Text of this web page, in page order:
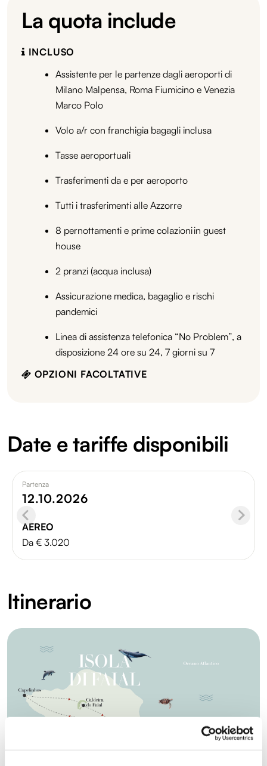
La quota include
INCLUSO
Assistente per le partenze dagli aeroporti di
Milano Malpensa, Roma Fiumicino e Venezia
Marco Polo
Volo a/r con franchigia bagagli inclusa
Tasse aeroportuali
Trasferimenti da e per aeroporto
Tutti i trasferimenti alle Azzorre
8 pernottamenti e prime colazioni in guest
house
2 pranzi (acqua inclusa)
Assicurazione medica, bagaglio e rischi
pandemici
Linea di assistenza telefonica “No Problem”, a
disposizione 24 ore su 24, 7 giorni su 7
OPZIONI FACOLTATIVE
Date e tariffe disponibili
Partenza
12.10.2026
AEREO
Da € 3.020
Itinerario